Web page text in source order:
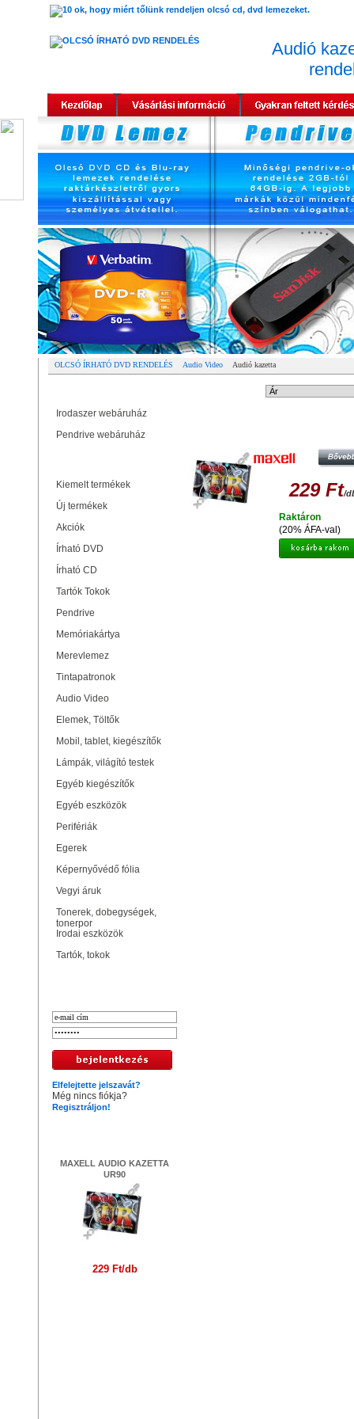
Audió
OLCSÓ ÍRHATÓ DVD RENDELÉS Audio Video Audió kazetta
Irodaszer webáruház
Pendrive webáruház
Kiemelt termékek
Új termékek
Akciók
Írható DVD
Írható CD
Tartók Tokok
Pendrive
Memóriakártya
Merevlemez
Tintapatronok
Audio Video
Elemek, Töltők
Mobil, tablet, kiegészítők
Lámpák, világító testek
Egyéb kiegészítők
Egyéb eszközök
Perifériák
Egerek
Képernyővédő fólia
Vegyi áruk
Tonerek, dobegységek,
tonerpor
Irodai eszközök
Tartók, tokok
Elfelejtette jelszavát?
Még nincs fiókja?
Regisztráljon!
MAXELL AUDIO KAZETTA
UR90
229 Ft/db
229 Ft/
(20% ÁFA-val)
Raktáron